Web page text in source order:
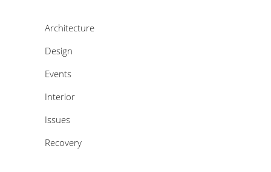
Architecture
Design
Events
Interior
Issues
Recovery